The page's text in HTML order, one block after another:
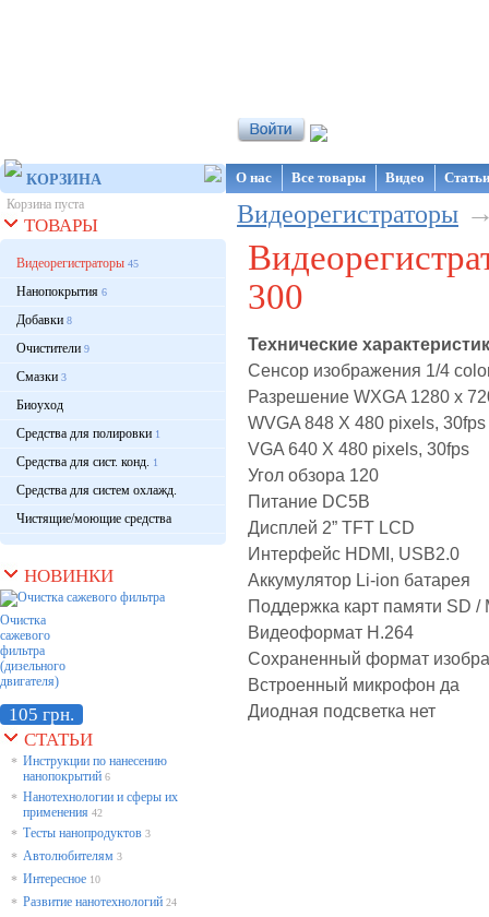
КОРЗИНА
Корзина пуста
ТОВАРЫ
Видеорегистраторы 45
Нанопокрытия 6
Добавки 8
Очистители 9
Смазки 3
Биоуход
Средства для полировки 1
Средства для сист. конд. 1
Средства для систем охлажд.
Чистящие/моющие средства
НОВИНКИ
Очистка
сажевого
фильтра
(дизельного
двигателя)
105 грн.
СТАТЬИ
* Инструкции по нанесению
нанопокрытий 6
* Нанотехнологии и сферы их
применения 42
* Тесты нанопродуктов 3
* Автолюбителям 3
* Интересное 10
* Развитие нанотехнологий 24
О нас Все товары Видео
Видеорегистраторы
300
Технические
Сенсор изображения 1/4
Разрешение WXGA 1280 x
WVGA 848 X 480 pixels, 30fps
VGA 640 X 480 pixels, 30fps
Угол обзора 120
Питание DC5В
Дисплей 2” TFT LCD
Интерфейс HDMI, USB2.0
Аккумулятор Li-ion батарея
Поддержка карт памяти SD /
Видеоформат H.264
Сохраненный формат
Встроенный микрофон да
Диодная подсветка нет